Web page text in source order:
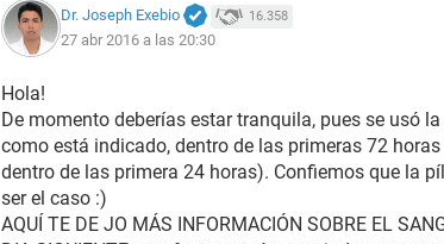
Dr. Joseph Exebio 16.358
27 abr 2016 a las 20:30
Hola!
De momento deberías estar tranquila, pues se usó
como está indicado, dentro de las primeras 72
dentro de las primera 24 horas). Confiemos que la
ser el caso :)
AQUÍ TE DE JO MÁS INFORMACIÓN SOBRE EL